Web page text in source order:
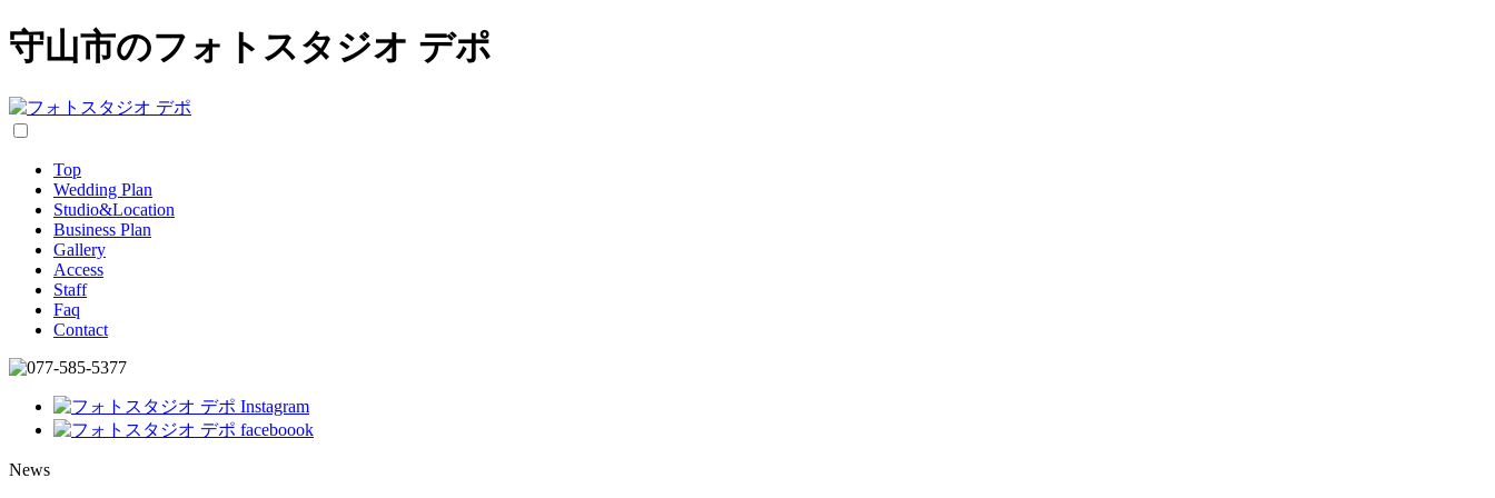
守山市のフォトスタジオ デポ
Top
Wedding Plan
Studio&Location
Business Plan
Gallery
Access
Staff
Faq
Contact
News